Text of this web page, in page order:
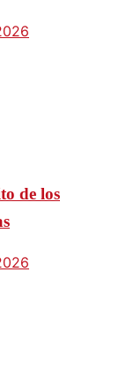
de los